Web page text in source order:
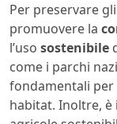
Per preservare
promuovere la
l’uso sostenibile
come i parchi
fondamentali per
habitat. Inoltre,